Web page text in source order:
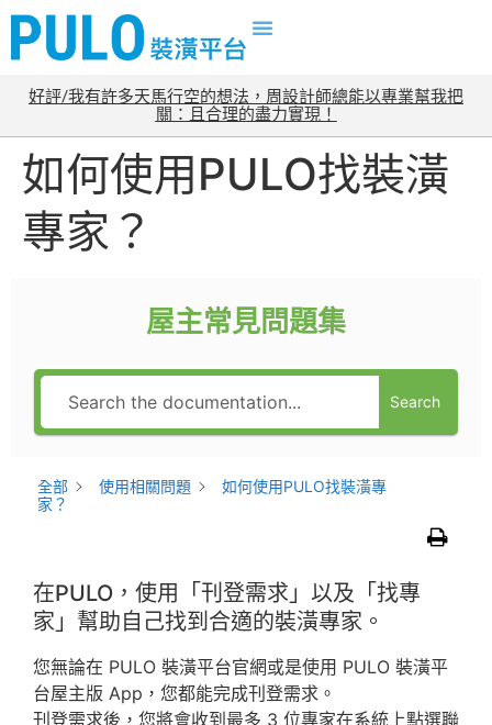
好評/我有許多天馬行空的想法，周設計師總能以專業幫我把
關：且合理的盡力實現！
如何使用PULO找裝潢
專家？
屋主常見問題集
Search
全部 使用相關問題
如何使用PULO找裝潢專
家？
在PULO，使用「刊登需求」以及「找專
家」幫助自己找到合適的裝潢專家。
您無論在 PULO 裝潢平台官網或是使用 PULO 裝潢平
台屋主版 App，您都能完成刊登需求。
刊登需求後，您將會收到最多 3 位專家在系統上點選聯